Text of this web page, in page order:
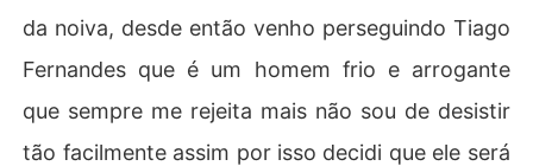
da noiva, desde então venho perseguindo Tiago
Fernandes que é um homem frio e arrogante
que sempre me rejeita mais não sou de desistir
tão facilmente assim por isso decidi que ele será